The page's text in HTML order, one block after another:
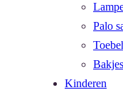
Palo
Kinderen